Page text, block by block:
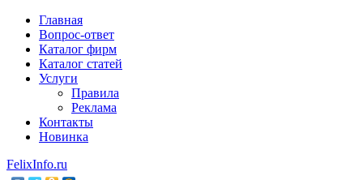
Главная
Вопрос-ответ
Каталог фирм
Каталог статей
Услуги
Правила
Реклама
Контакты
Новинка
FelixInfo.ru